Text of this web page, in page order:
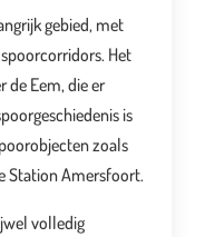
gebied, met
Het
de Eem, die er
is
zoals
Station Amersfoort.
volledig